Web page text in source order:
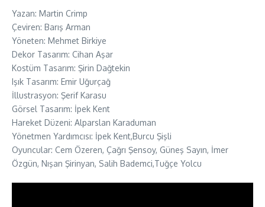
Yazan: Martin Crimp
Çeviren: Barış Arman
Yöneten: Mehmet Birkiye
Dekor Tasarım: Cihan Aşar
Kostüm Tasarım: Şirin Dağtekin
Işık Tasarım: Emir Uğurçağ
İllustrasyon: Şerif Karasu
Görsel Tasarım: İpek Kent
Hareket Düzeni: Alparslan Karaduman
Yönetmen Yardımcısı: İpek Kent,Burcu Şişli
Oyuncular: Cem Özeren, Çağrı Şensoy, Güneş Sayın, İmer
Özgün, Nışan Şirinyan, Salih Bademci,Tuğçe Yolcu